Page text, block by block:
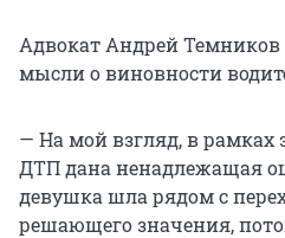
Адвокат Андрей Темников
мысли о виновности
— На мой взгляд, в рамках
ДТП дана ненадлежащая
девушка шла рядом с
решающего значения,